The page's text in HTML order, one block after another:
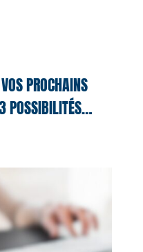
PROCHAINS
POSSIBILITÉS…